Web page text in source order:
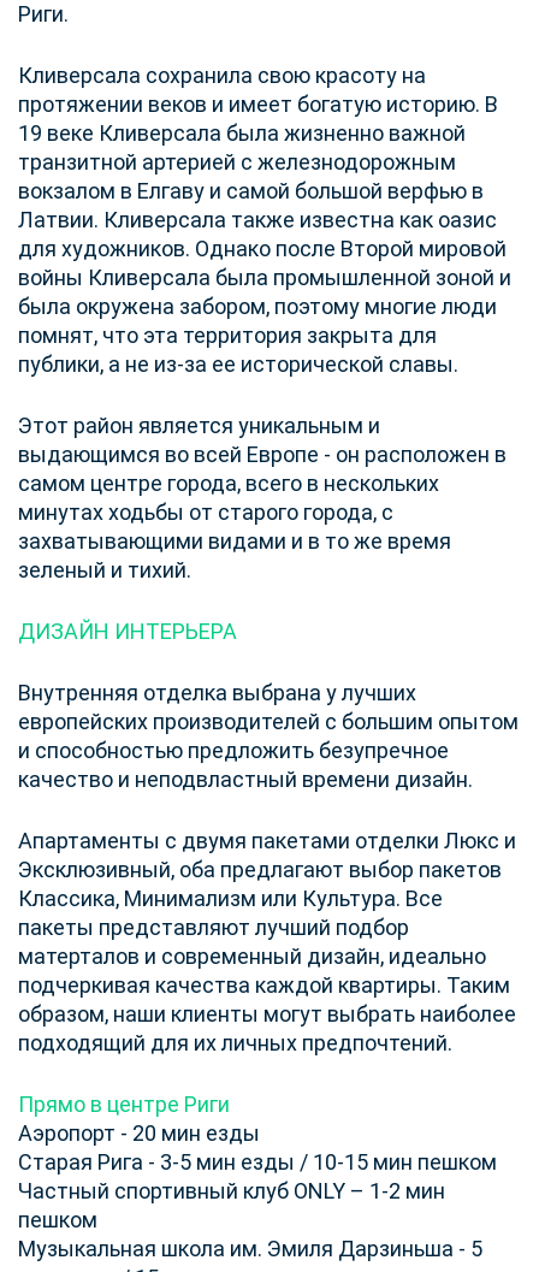
Риги.
Кливерсала сохранила свою красоту на
протяжении веков и имеет богатую историю. В
19 веке Кливерсала была жизненно важной
транзитной артерией с железнодорожным
вокзалом в Елгаву и самой большой верфью в
Латвии. Кливерсала также известна как оазис
для художников. Однако после Второй мировой
войны Кливерсала была промышленной зоной и
была окружена забором, поэтому многие люди
помнят, что эта территория закрыта для
публики, а не из-за ее исторической славы.
Этот район является уникальным и
выдающимся во всей Европе - он расположен в
самом центре города, всего в нескольких
минутах ходьбы от старого города, с
захватывающими видами и в то же время
зеленый и тихий.
ДИЗАЙН ИНТЕРЬЕРА
Внутренняя отделка выбрана у лучших
европейских производителей с большим опытом
и способностью предложить безупречное
качество и неподвластный времени дизайн.
Апартаменты с двумя пакетами отделки Люкс и
Эксклюзивный, оба предлагают выбор пакетов
Классика, Минимализм или Культура. Все
пакеты представляют лучший подбор
матерталов и современный дизайн, идеально
подчеркивая качества каждой квартиры. Таким
образом, наши клиенты могут выбрать наиболее
подходящий для их личных предпочтений.
Прямо в центре Риги
Аэропорт - 20 мин езды
Старая Рига - 3-5 мин езды / 10-15 мин пешком
Частный спортивный клуб ONLY – 1-2 мин
пешком
Музыкальная школа им. Эмиля Дарзиньша - 5